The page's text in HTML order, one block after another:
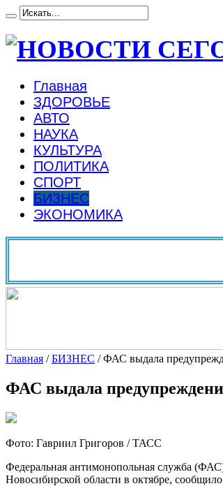
Главная
ЗДОРОВЬЕ
АВТО
НАУКА
КУЛЬТУРА
ПОЛИТИКА
СПОРТ
БИЗНЕС
ЭКОНОМИКА
Главная /БИЗНЕС /ФАС выдала
ФАС выдала
Фото: Гавриил Григоров / ТАСС
Федеральная антимонопольная служба
Новосибирской области в октябре,